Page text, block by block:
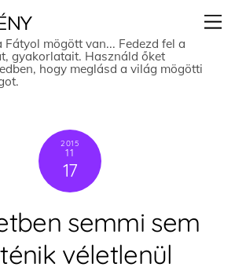
Fátyol mögött van... Fedezd fel a
gyakorlatait. Használd őket
hogy meglásd a világ mögötti
2015
11
17
semmi sem
véletlenül